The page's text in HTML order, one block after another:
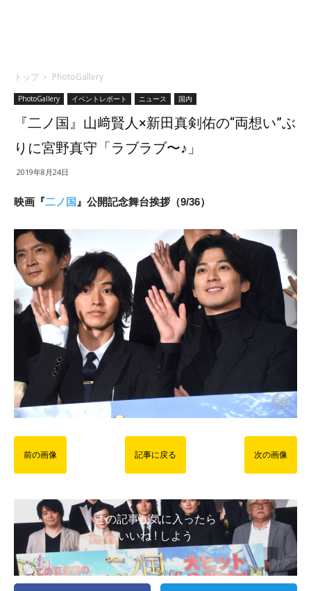
トップ PhotoGallery
PhotoGallery イベントレポート ニュース 国内
『二ノ国』山﨑賢人×新田真剣佑の“両想い”ぶ
りに宮野真守「ラブラブ〜♪」
2019年8月24日
映画『二ノ国 』公開記念舞台挨拶（9/36）
前の画像 記事に戻る 次の画像
この記事が気に入ったら
いいね ! しよう